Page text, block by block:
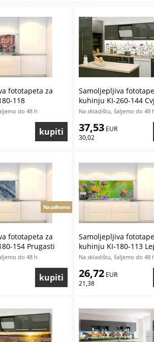
fototapeta za
118
180 x 60 cm
do 48 h
Samoljepljiva
kuhinju KI-260-144
uzorak | 260 x 60 cm
Na skladištu, šaljemo do 48
37,53 EUR
30,02
fototapeta za
154 Prugasti
x 60 cm
Na zalihama
do 48 h
Samoljepljiva
kuhinju KI-180-113
180 x 60 cm
Na skladištu, šaljemo do 48
26,72 EUR
21,38